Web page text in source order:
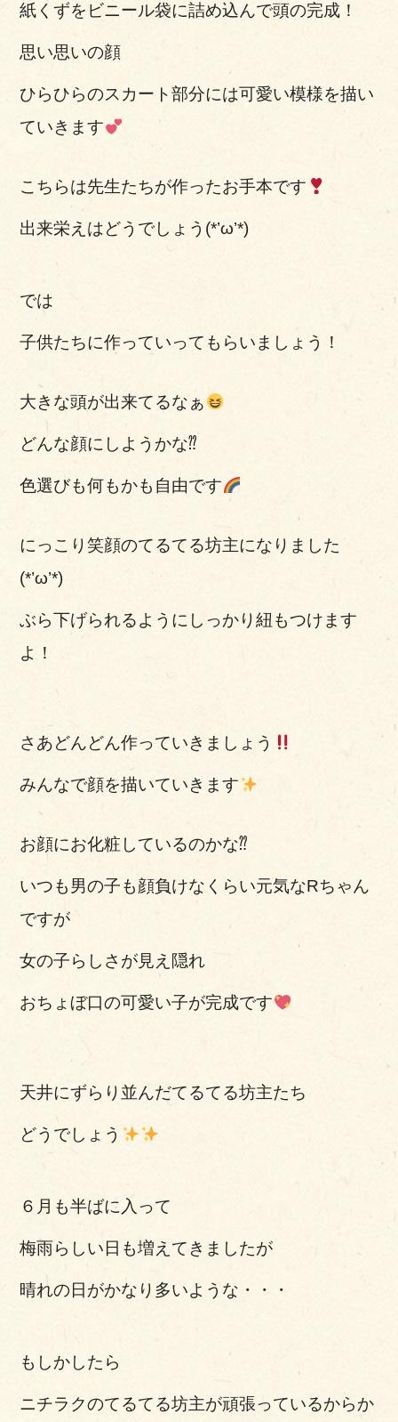
紙くずをビニール袋に詰め込んで頭の完成！
思い思いの顔
ひらひらのスカート部分には可愛い模様を描い
ていきます
こちらは先生たちが作ったお手本です
出来栄えはどうでしょう(*’ω’*)
では
子供たちに作っていってもらいましょう！
大きな頭が出来てるなぁ
どんな顔にしようかな⁇
色選びも何もかも自由です
にっこり笑顔のてるてる坊主になりました
(*’ω’*)
ぶら下げられるようにしっかり紐もつけます
よ！
さあどんどん作っていきましょう
みんなで顔を描いていきます
お顔にお化粧しているのかな⁇
いつも男の子も顔負けなくらい元気なRちゃん
ですが
女の子らしさが見え隠れ
おちょぼ口の可愛い子が完成です
天井にずらり並んだてるてる坊主たち
どうでしょう
６月も半ばに入って
梅雨らしい日も増えてきましたが
晴れの日がかなり多いような・・・
もしかしたら
ニチラクのてるてる坊主が頑張っているからか